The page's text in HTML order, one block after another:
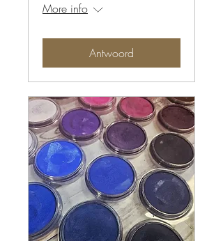
More info
Antwoord